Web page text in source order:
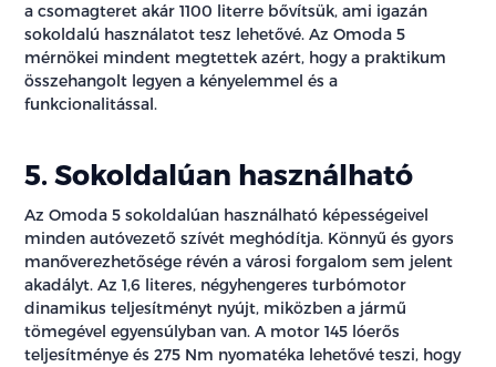
a csomagteret akár 1100 literre bővítsük, ami igazán
sokoldalú használatot tesz lehetővé. Az Omoda 5
mérnökei mindent megtettek azért, hogy a praktikum
összehangolt legyen a kényelemmel és a
funkcionalitással.
5. Sokoldalúan használható
Az Omoda 5 sokoldalúan használható képességeivel
minden autóvezető szívét meghódítja. Könnyű és gyors
manőverezhetősége révén a városi forgalom sem jelent
akadályt. Az 1,6 literes, négyhengeres turbómotor
dinamikus teljesítményt nyújt, miközben a jármű
tömegével egyensúlyban van. A motor 145 lóerős
teljesítménye és 275 Nm nyomatéka lehetővé teszi, hogy